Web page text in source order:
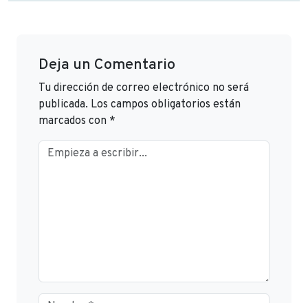
Deja un Comentario
Tu dirección de correo electrónico no será
publicada. Los campos obligatorios están
marcados con *